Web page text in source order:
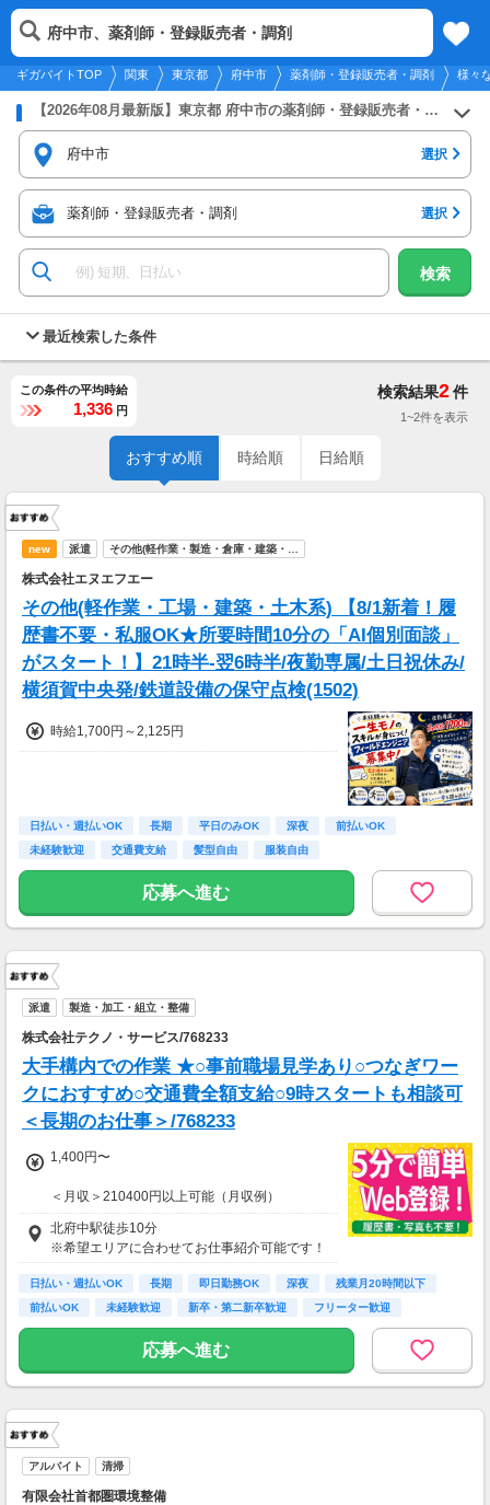
2026年8月7日更新
関東
メニュー
ギガバイトTOP 関東 東京都 府中市 薬剤師・登録販売者・調剤 様々
府中市、薬剤師・登録販売者・調剤
【2026年08月最新版】東京都 府中市の薬剤師・登録販売者・調剤のバイト・アルバイト・パートの求人募集情報
府中市 選択
薬剤師・登録販売者・調剤 選択
検索
最近検索した条件
この条件の平均時給
1,336 円
検索結果2件
1~2件を表示
おすすめ順 時給順 日給順
new 派遣 その他(軽作業・製造・倉庫・建築・…
株式会社エヌエフエー
その他(軽作業・工場・建築・土木系) 【8/1新着！履
歴書不要・私服OK★所要時間10分の「AI個別面談」
がスタート！】21時半-翌6時半/夜勤専属/土日祝休み/
横須賀中央発/鉄道設備の保守点検(1502)
時給1,700円～2,125円
日払い・週払いOK 長期 平日のみOK 深夜
前払いOK
未経験歓迎
交通費支給 髪型自由 服装自由
応募へ進む
派遣 製造・加工・組立・整備
株式会社テクノ・サービス/768233
大手構内での作業 ★○事前職場見学あり○つなぎワー
クにおすすめ○交通費全額支給○9時スタートも相談可
＜長期のお仕事＞/768233
1,400円〜
＜月収＞210400円以上可能（月収例）
交通費全額支給
即払い制度有
北府中駅徒歩10分
※希望エリアに合わせてお仕事紹介可能です！
日払い・週払いOK 長期 即日勤務OK 深夜
残業月20時間以下
前払いOK
未経験歓迎 新卒・第二新卒歓迎 フリーター歓迎
応募へ進む
アルバイト 清掃
有限会社首都圏環境整備